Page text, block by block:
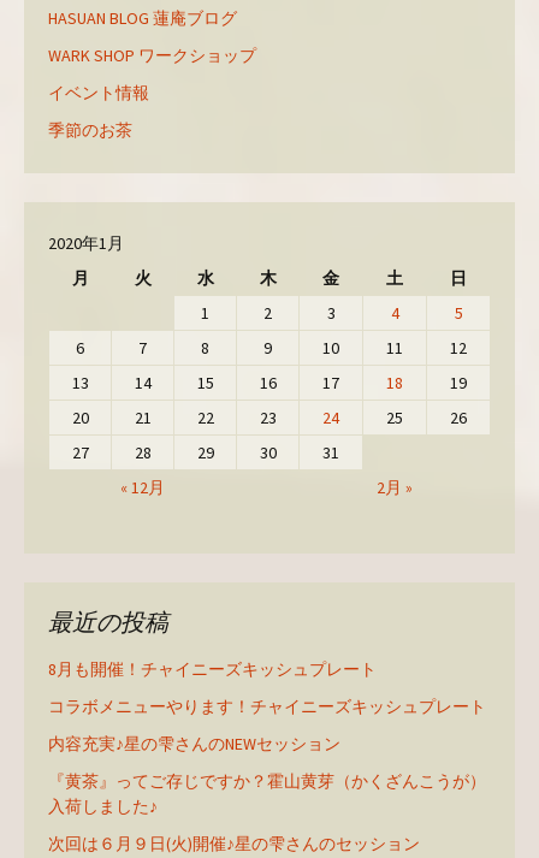
HASUAN BLOG 蓮庵ブログ
WARK SHOP ワークショップ
イベント情報
季節のお茶
2020年1月
月
火 水 木 金 土 日
« 12月 2月 »
1 2 3 4
5
6
7 8 9 10 11
12
13
14 15 16 17 18
19
20
21 22 23 24 25
26
27
28 29 30 31
最近の投稿
8月も開催！チャイニーズキッシュプレート
コラボメニューやります！チャイニーズキッシュプレート
内容充実♪星の雫さんのNEWセッション
『黄茶』ってご存じですか？霍山黄芽（かくざんこうが）
入荷しました♪
次回は６月９日(火)開催♪星の雫さんのセッション